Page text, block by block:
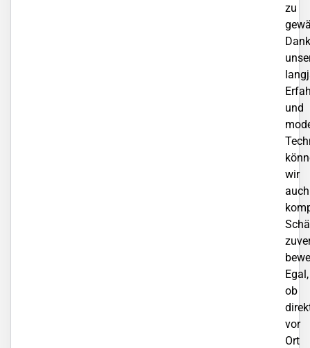
zu
Dank
und
wir
auch
Egal,
ob
vor
Ort